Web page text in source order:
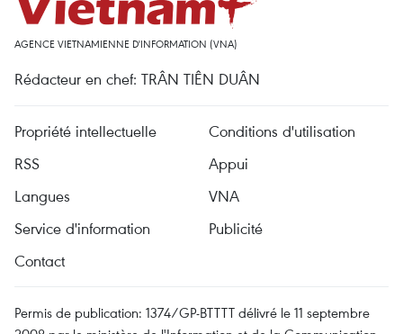
AGENCE VIETNAMIENNE D'INFORMATION (VNA)
Rédacteur en chef: TRÂN TIÊN DUÂN
Propriété intellectuelle
Conditions d'utilisation
RSS
Appui
Langues
VNA
Service d'information
Publicité
Contact
Permis de publication: 1374/GP-BTTTT délivré le 11 septembre